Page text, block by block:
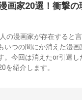
画家20選！衝撃の
の漫画家が存在すると
いつの間にか消えた漫
。今回は消えたor引退し
を紹介します。